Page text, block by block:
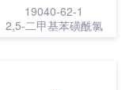
19040-62-1
2,5-二甲基苯磺酰氯